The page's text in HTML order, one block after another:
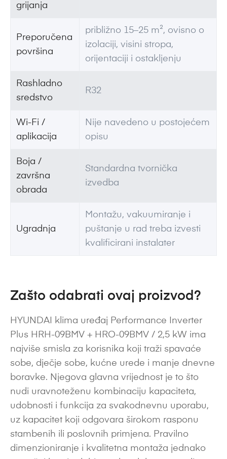
grijanja
Preporučena
površina
približno 15–25 m², ovisno o
izolaciji, visini stropa,
orijentaciji i ostakljenju
Rashladno
sredstvo
R32
Wi-Fi /
aplikacija
Nije navedeno u postojećem
opisu
Boja /
završna
obrada
Standardna tvornička
izvedba
Ugradnja
Montažu, vakuumiranje i
puštanje u rad treba izvesti
kvalificirani instalater
Zašto odabrati ovaj proizvod?
HYUNDAI klima uređaj Performance Inverter
Plus HRH-09BMV + HRO-09BMV / 2,5 kW ima
najviše smisla za korisnika koji traži spavaće
sobe, dječje sobe, kućne urede i manje dnevne
boravke. Njegova glavna vrijednost je to što
nudi uravnoteženu kombinaciju kapaciteta,
udobnosti i funkcija za svakodnevnu uporabu,
uz kapacitet koji odgovara širokom rasponu
stambenih ili poslovnih primjena. Pravilno
dimenzioniranje i kvalitetna montaža jednako